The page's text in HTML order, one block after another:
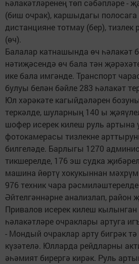
һәлакәтләренең төп сәбәпләре -
(биш очрак), каршыдагы полосага
дистанцияне тотмау (бер),
(өч).
Балалар катнашында өч һәлакәт
нәтиҗәсендә өч бала тән
ике бала имгәнде. Транспорт
булуы белән бәйле 283 һәлакәт
Юл хәрәкәте кагыйдәләрен
теркәлде, шуларның 140 ы
шофер исерек килеш руль артына
фотокамерасы тизлекне
билгеләде. Барлыгы 1270
тикшерелде, 176 эш судка
машина йөртү хокукыннан
976 техник чара
Әйтелгәннәрне анализлап, район
Привалов исерек килеш
һәлакәтләре очраклары артуга
- Мондый очраклар арту бигрәк
күзәтелә. Юлларда рейдларны
әһәмият бирергә кирәк. Руль